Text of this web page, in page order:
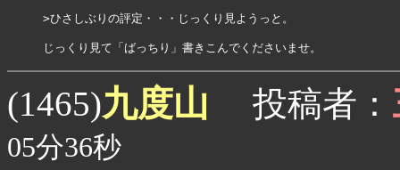
>ひさしぶりの評定・・・じっくり見ようっと。
(1465)九度山 投稿者：
05分36秒